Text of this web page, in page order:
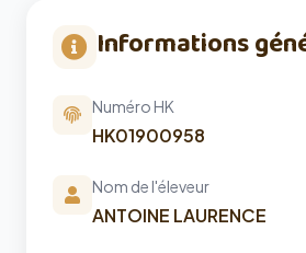
Informations
Numéro HK
HK01900958
Nom de l'éleveur
ANTOINE LAURENCE